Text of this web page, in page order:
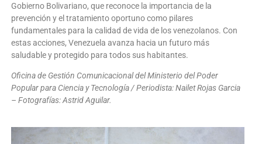
Gobierno Bolivariano, que reconoce la importancia de la
prevención y el tratamiento oportuno como pilares
fundamentales para la calidad de vida de los venezolanos. Con
estas acciones, Venezuela avanza hacia un futuro más
saludable y protegido para todos sus habitantes.
Oficina de Gestión Comunicacional del Ministerio del Poder
Popular para Ciencia y Tecnología / Periodista: Nailet Rojas Garcia
– Fotografías: Astrid Aguilar.